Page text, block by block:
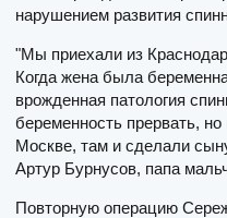
нарушением развития
"Мы приехали из
Когда жена была
врожденная патология
беременность прервать,
Москве, там и сделали
Артур Бурнусов, папа
Повторную операцию